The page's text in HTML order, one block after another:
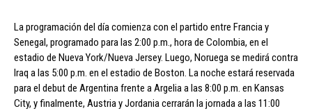
La programación del día comienza con el partido entre Francia y
Senegal, programado para las 2:00 p.m., hora de Colombia, en el
estadio de Nueva York/Nueva Jersey. Luego, Noruega se medirá contra
Iraq a las 5:00 p.m. en el estadio de Boston. La noche estará reservada
para el debut de Argentina frente a Argelia a las 8:00 p.m. en Kansas
City, y finalmente, Austria y Jordania cerrarán la jornada a las 11:00